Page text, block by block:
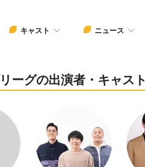
キャスト ニュース
ーグの出演者・キャスト